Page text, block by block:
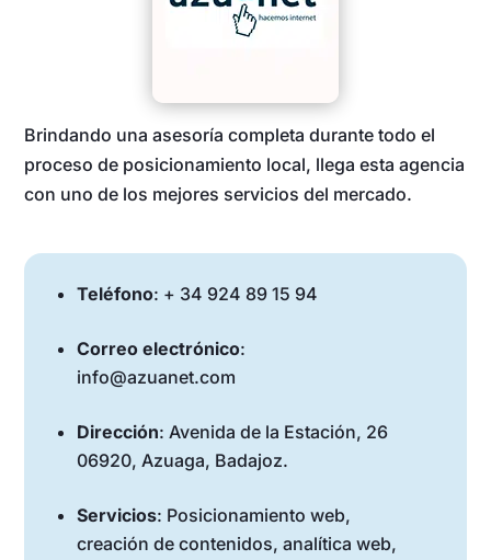
Brindando una asesoría completa durante todo el
proceso de posicionamiento local, llega esta agencia
con uno de los mejores servicios del mercado.
Teléfono: + 34 924 89 15 94
Correo electrónico:
info@azuanet.com
Dirección: Avenida de la Estación, 26
06920, Azuaga, Badajoz.
Servicios: Posicionamiento web,
creación de contenidos, analítica web,